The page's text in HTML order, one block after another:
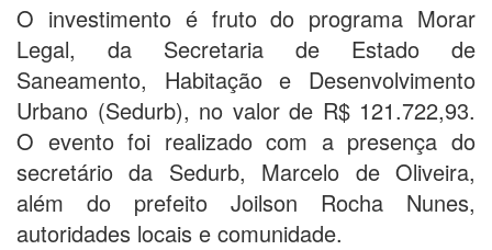
O investimento é fruto do programa Morar
Legal, da Secretaria de Estado de
Saneamento, Habitação e Desenvolvimento
Urbano (Sedurb), no valor de R$ 121.722,93.
O evento foi realizado com a presença do
secretário da Sedurb, Marcelo de Oliveira,
além do prefeito Joilson Rocha Nunes,
autoridades locais e comunidade.